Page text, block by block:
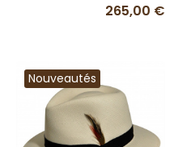
265,00 €
Nouveautés